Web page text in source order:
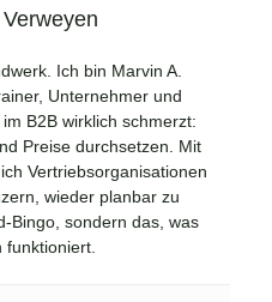
Ich bin Marvin A.
Unternehmer und
B2B wirklich schmerzt:
Preise durchsetzen. Mit
Vertriebsorganisationen
wieder planbar zu
Bingo, sondern das, was
funktioniert.